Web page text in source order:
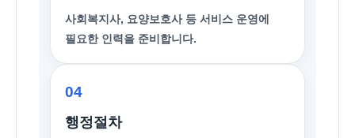
사회복지사, 요양보호사 등 서비스 운영에
필요한 인력을 준비합니다.
04
행정절차